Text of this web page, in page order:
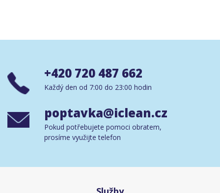
+420 720 487 662
Každý den od 7:00 do 23:00 hodin
poptavka@iclean.cz
Pokud potřebujete pomoci obratem,
prosíme využijte telefon